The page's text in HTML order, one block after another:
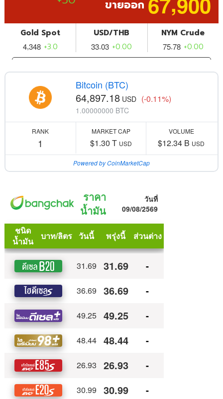
Bitcoin (BTC)
64,897.18 USD (-0.11%)
1.00000000 BTC
RANK
1
MARKET CAP
$1.30 T USD
VOLUME
$12.34 B USD
Powered by CoinMarketCap